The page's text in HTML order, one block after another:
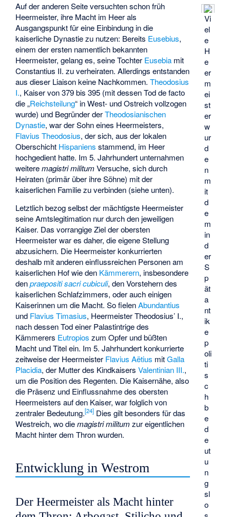
Vi
el
e
H
e
er
m
ei
st
er
w
ur
d
e
n
m
it
d
e
m
in
d
er
S
p
ät
a
nt
ik
e
p
oli
ti
s
c
h
b
e
d
e
ut
u
n
g
sl
o
Auf der anderen Seite versuchten schon früh
Heermeister, ihre Macht im Heer als
Ausgangspunkt für eine Einbindung in die
kaiserliche Dynastie zu nutzen: Bereits Eusebius,
einem der ersten namentlich bekannten
Heermeister, gelang es, seine Tochter Eusebia mit
Constantius II. zu verheiraten. Allerdings entstanden
aus dieser Liaison keine Nachkommen.Theodosius
I., Kaiser von 379 bis 395 (mit dessen Tod de facto
die „Reichsteilung“ in West- und Ostreich vollzogen
wurde) und Begründer derTheodosianischen
Dynastie, war der Sohn eines Heermeisters,
Flavius Theodosius, der sich, aus der lokalen
Oberschicht Hispaniens stammend, im Heer
hochgedient hatte. Im 5. Jahrhundert unternahmen
weiteremagistri militum Versuche, sich durch
Heiraten (primär über ihre Söhne) mit der
kaiserlichen Familie zu verbinden (siehe unten).
Letztlich bezog selbst der mächtigste Heermeister
seine Amtslegitimation nur durch den jeweiligen
Kaiser. Das vorrangige Ziel der obersten
Heermeister war es daher, die eigene Stellung
abzusichern. Die Heermeister konkurrierten
deshalb mit anderen einflussreichen Personen am
kaiserlichen Hof wie den Kämmerern, insbesondere
denpraepositi sacri cubiculi, den Vorstehern des
kaiserlichen Schlafzimmers, oder auch einigen
Kaiserinnen um die Macht. So fielenAbundantius
und Flavius Timasius, Heermeister Theodosius’ I.,
nach dessen Tod einer Palastintrige des
Kämmerers Eutropios zum Opfer und büßten
Macht und Titel ein. Im 5. Jahrhundert konkurrierte
zeitweise der Heermeister Flavius Aëtius mitGalla
Placidia, der Mutter des KindkaisersValentinian III.,
um die Position des Regenten. Die Kaisernähe, also
die Präsenz und Einflussnahme des obersten
Heermeisters auf den Kaiser, war folglich von
zentraler Bedeutung.[24] Dies gilt besonders für das
Westreich, wo diemagistri militum zur eigentlichen
Macht hinter dem Thron wurden.
Entwicklung in Westrom
Der Heermeister als Macht hinter